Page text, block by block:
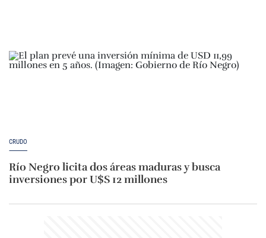
CRUDO
Río Negro licita dos áreas maduras y busca
inversiones por U$S 12 millones